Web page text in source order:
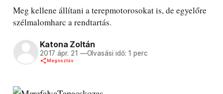
Meg kellene állítani a terepmotorosokat is, de egyelőre
szélmalomharc a rendtartás.
Katona Zoltán
2017 ápr. 21 —Olvasási idő: 1 perc
Megosztás